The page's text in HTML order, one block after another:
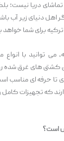
دریا نیست؛
دنیای زیر آب
برای شما خواهد
‌توانید با انواع
‌های غرق ‌شده رو
تا حرفه ‌ای مناسب
که تجهیزات کامل و
است؟